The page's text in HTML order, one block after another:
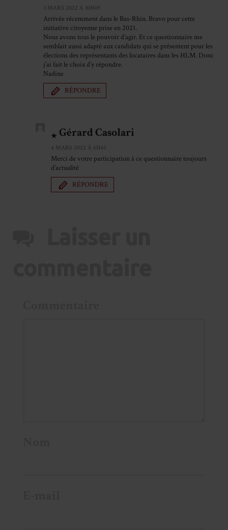
3 MARS 2022 À 10H49
Arrivée récemment dans le Bas-Rhin. Bravo pour cette
initiative citoyenne prise en 2021.
Nous avons tous le pouvoir d’agir. Et ce questionnaire me
semblait aussi adapté aux candidats qui se présentent pour les
élections des représentants des locataires dans les HLM. Donc
j’ai fait le choix d’y répondre.
Nadine
RÉPONDRE
Gérard Casolari
4 MARS 2022 À 6H45
Merci de votre participation à ce questionnaire toujours
d’actualité
RÉPONDRE